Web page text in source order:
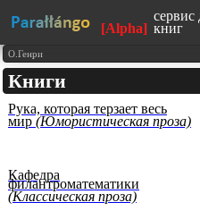
[Alpha]
сервис
книг
сайт
1500
момент
О.Генри
Книги
Рука, которая терзает весь
мир (Юмористическая проза)
Кафедра
филантроматематики
(Классическая проза)